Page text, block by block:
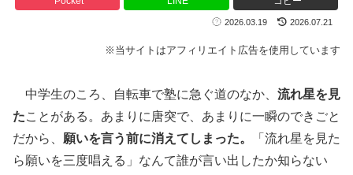
2026.03.19 2026.07.21
※当サイトはアフィリエイト広告を使用しています
中学生のころ、自転車で塾に急ぐ道のなか、 流れ星を見
たことがある。あまりに唐突で、あまりに一瞬のできごと
だから、 願いを言う前に消えてしまった。
「流れ星を見た
ら願いを三度唱える」なんて誰が言い出したか知らない